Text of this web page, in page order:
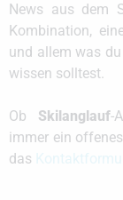
News aus dem
Kombination,
und allem was
wissen solltest.
Ob Skilanglauf-
immer ein
das